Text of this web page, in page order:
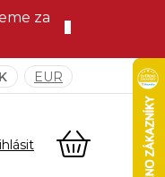
za
EUR
NÁKUPNÍ